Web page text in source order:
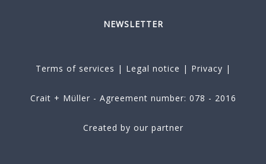
NEWSLETTER
Terms of services | Legal notice | Privacy |
Crait + Müller - Agreement number: 078 - 2016
Created by our partner